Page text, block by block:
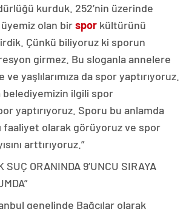
kurduk. 252’nin üzerinde
üyemiz olan birspor kültürünü
Çünkü biliyoruz ki sporun
girmez. Bu sloganla annelere
yaşlılarımıza da spor yaptırıyoruz.
belediyemizin ilgili spor
yaptırıyoruz. Sporu bu anlamda
faaliyet olarak görüyoruz ve spor
arttırıyoruz.”
SUÇ ORANINDA 9’UNCU SIRAYA
genelinde Bağcılar olarak